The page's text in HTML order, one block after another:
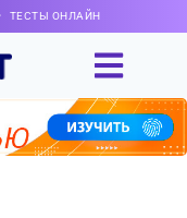
ТЕСТЫ ОНЛАЙН